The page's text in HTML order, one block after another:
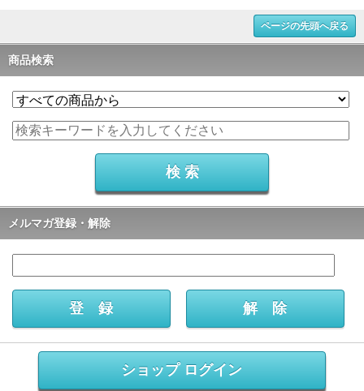
ページの先頭へ戻る
商品検索
メルマガ登録・解除
ショップ ログイン